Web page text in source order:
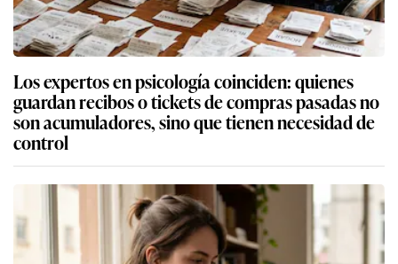
Los expertos en psicología coinciden: quienes
guardan recibos o tickets de compras pasadas no
son acumuladores, sino que tienen necesidad de
control